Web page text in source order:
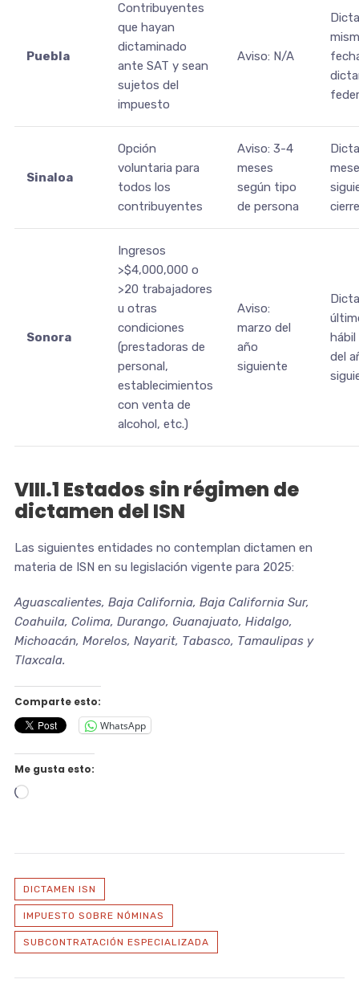
Puebla
Contribuyentes
que hayan
dictaminado
ante SAT y sean
sujetos del
impuesto
Aviso: N/A
Sinaloa
Opción
voluntaria para
todos los
contribuyentes
Aviso: 3-4
meses
según tipo
de persona
cierre
Sonora
Ingresos
>$4,000,000 o
>20 trabajadores
u otras
condiciones
(prestadoras de
personal,
establecimientos
con venta de
alcohol, etc.)
Aviso:
marzo del
año
siguiente
del
VIII.1 Estados sin régimen de
dictamen del ISN
Las siguientes entidades no contemplan dictamen en
materia de ISN en su legislación vigente para 2025:
Aguascalientes, Baja California, Baja California Sur,
Coahuila, Colima, Durango, Guanajuato, Hidalgo,
Michoacán, Morelos, Nayarit, Tabasco, Tamaulipas y
Tlaxcala.
Comparte esto:
WhatsApp
Me gusta esto:
Cargando...
DICTAMEN ISN
IMPUESTO SOBRE NÓMINAS
SUBCONTRATACIÓN ESPECIALIZADA